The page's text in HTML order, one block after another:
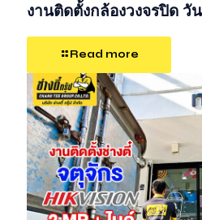
งานติดตั้งกล้องวงจรปิด วั
Read more